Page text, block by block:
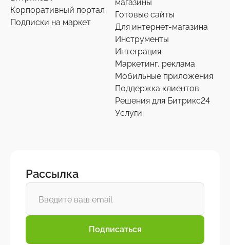
Корпоративный портал
Подписки на маркет
магазины
Готовые сайты
Для интернет-магазина
Инструменты
Интеграция
Маркетинг, реклама
Мобильные приложения
Поддержка клиентов
Решения для Битрикс24
Услуги
Рассылка
Подписаться